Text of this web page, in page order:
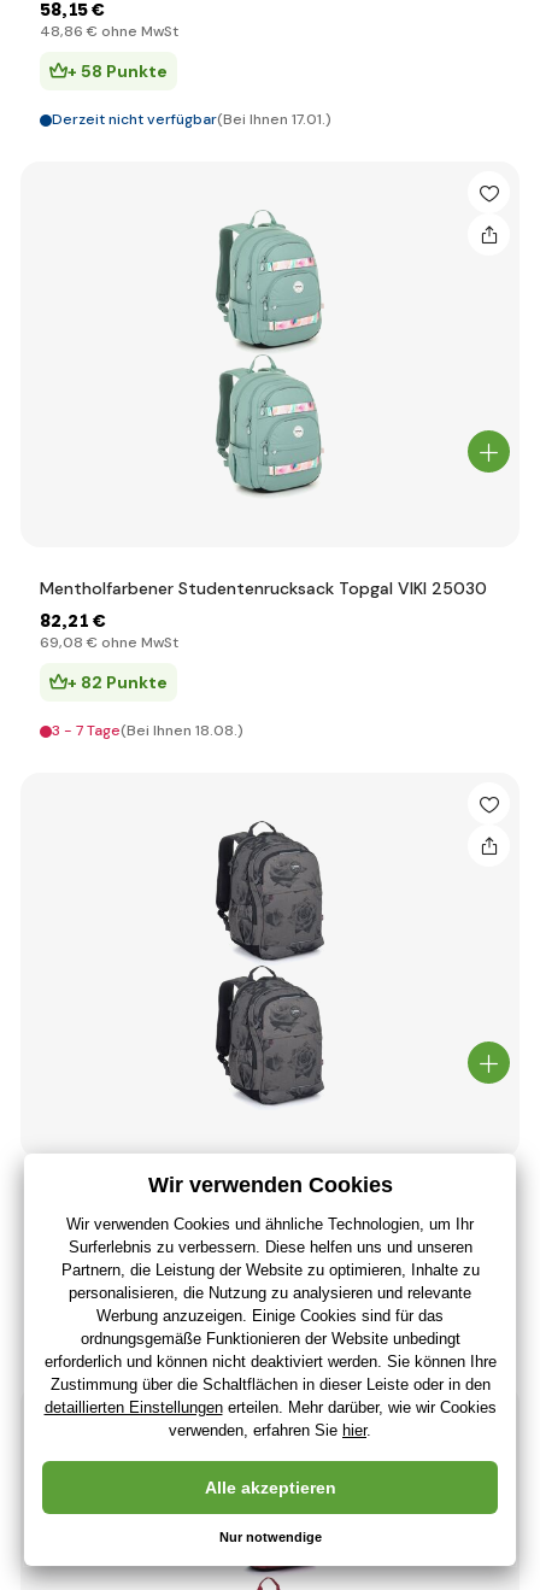
58,15 €
48,86 € ohne MwSt
+ 58 Punkte
Derzeit nicht verfügbar(Bei Ihnen 17.01.)
Mentholfarbener Studentenrucksack Topgal VIKI 25030
82,21 €
69,08 € ohne MwSt
+ 82 Punkte
3 - 7 Tage(Bei Ihnen 18.08.)
Schulrucksack Topgal RONY 25027
,28 €
,42 €ohne MwSt
+ 74 Punkte
3 - 7 Tage(Bei Ihnen 18.08.)
Neuheit